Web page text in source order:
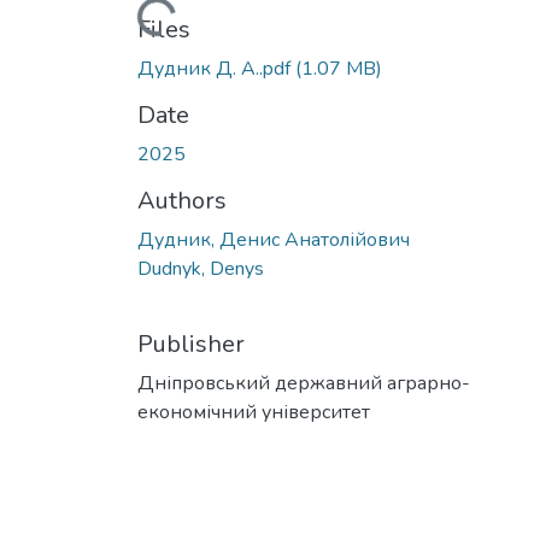
Loading...
Files
Дудник Д. А..pdf(1.07 MB)
Date
2025
Authors
Дудник, Денис Анатолійович
Dudnyk, Denys
Publisher
Дніпровський державний аграрно-
економічний університет